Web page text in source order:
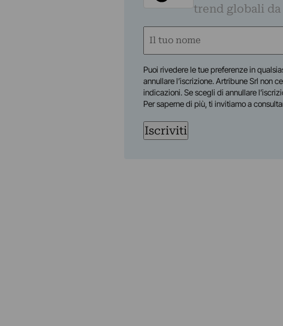
trend globali
Nome
Puoi rivedere le tue preferenze in
annullare l’iscrizione. Artribune Srl non
indicazioni. Se scegli di annullare
Per saperne di più, ti invitiamo a
Iscriviti